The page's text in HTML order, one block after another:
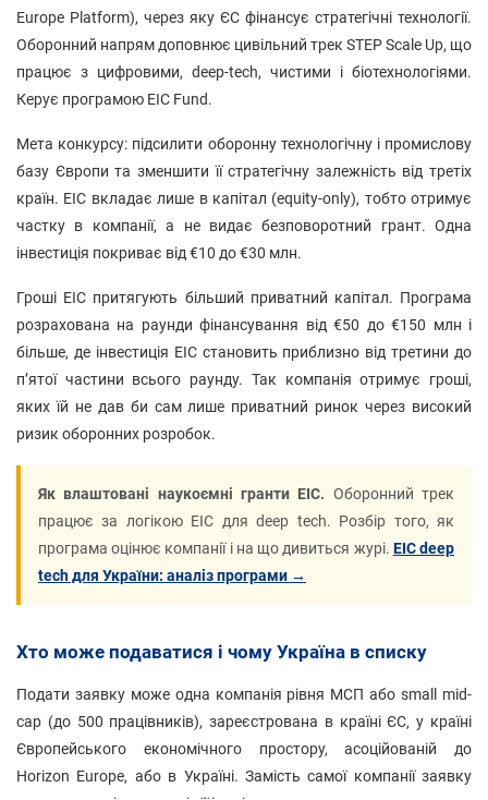
Europe Platform), через яку ЄС фінансує стратегічні технології.
Оборонний напрям доповнює цивільний трек STEP Scale Up, що
працює з цифровими, deep-tech, чистими і біотехнологіями.
Керує програмою EIC Fund.
Мета конкурсу: підсилити оборонну технологічну і промислову
базу Європи та зменшити її стратегічну залежність від третіх
країн. EIC вкладає лише в капітал (equity-only), тобто отримує
частку в компанії, а не видає безповоротний грант. Одна
інвестиція покриває від €10 до €30 млн.
Гроші EIC притягують більший приватний капітал. Програма
розрахована на раунди фінансування від €50 до €150 млн і
більше, де інвестиція EIC становить приблизно від третини до
п’ятої частини всього раунду. Так компанія отримує гроші,
яких їй не дав би сам лише приватний ринок через високий
ризик оборонних розробок.
Як влаштовані наукоємні гранти EIC. Оборонний трек
працює за логікою EIC для deep tech. Розбір того, як
програма оцінює компанії і на що дивиться журі. EIC deep
tech для України: аналіз програми →
Хто може подаватися і чому Україна в списку
Подати заявку може одна компанія рівня МСП або small mid-
cap (до 500 працівників), зареєстрована в країні ЄС, у країні
Європейського економічного простору, асоційованій до
Horizon Europe, або в Україні. Замість самої компанії заявку